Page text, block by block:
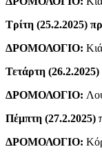
Τρίτη (25.2.2025)
ΔΡΟΜΟΛΟΓΙΟ:
Τετάρτη (26.2.2025)
ΔΡΟΜΟΛΟΓΙΟ:
Πέμπτη (27.2.2025)
ΔΡΟΜΟΛΟΓΙΟ: